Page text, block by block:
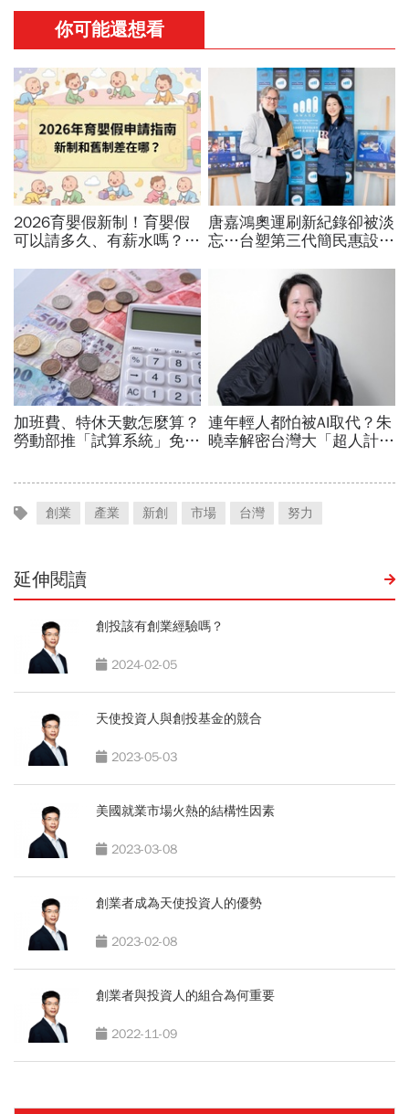
創業 產業 新創 市場 台灣 努力
延伸閱讀
創投該有創業經驗嗎？
2024-02-05
天使投資人與創投基金的競合
2023-05-03
美國就業市場火熱的結構性因素
2023-03-08
創業者成為天使投資人的優勢
2023-02-08
創業者與投資人的組合為何重要
2022-11-09